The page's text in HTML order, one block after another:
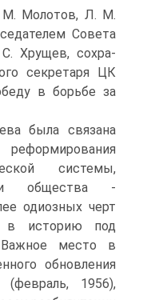
М. Молотов, Л. М.
Совета
Хрущев, сохра­
секретаря ЦК
в борьбе за
была связана
системы,
общества -
одиозных черт
в историю под
Важное место в
обновления
1956),